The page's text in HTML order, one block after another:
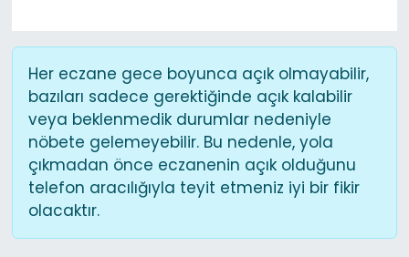
Her eczane gece boyunca açık olmayabilir,
bazıları sadece gerektiğinde açık kalabilir
veya beklenmedik durumlar nedeniyle
nöbete gelemeyebilir. Bu nedenle, yola
çıkmadan önce eczanenin açık olduğunu
telefon aracılığıyla teyit etmeniz iyi bir fikir
olacaktır.